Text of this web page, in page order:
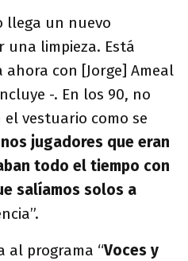
llega un nuevo
una limpieza. Está
con [Jorge] Ameal
-. En los 90, no
vestuario como se
jugadores que eran
todo el tiempo con
salíamos solos a
al programa “Voces y